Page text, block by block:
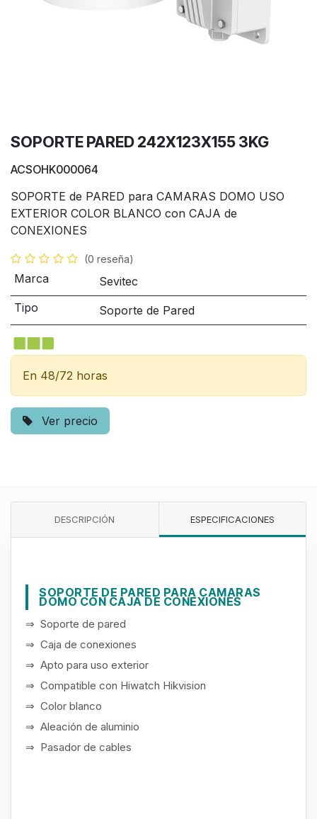
SOPORTE PARED 242X123X155 3KG
ACSOHK000064
SOPORTE de PARED para CAMARAS DOMO USO
EXTERIOR COLOR BLANCO con CAJA de
CONEXIONES
(0 reseña)
Marca
Sevitec
Tipo
Soporte de Pared
En 48/72 horas
Ver precio
DESCRIPCIÓN ESPECIFICACIONES
SOPORTE DE PARED PARA CAMARAS
DOMO CON CAJA DE CONEXIONES
⇒ Soporte de pared
⇒ Caja de conexiones
⇒ Apto para uso exterior
⇒ Compatible con Hiwatch Hikvision
⇒ Color blanco
⇒ Aleación de aluminio
⇒ Pasador de cables